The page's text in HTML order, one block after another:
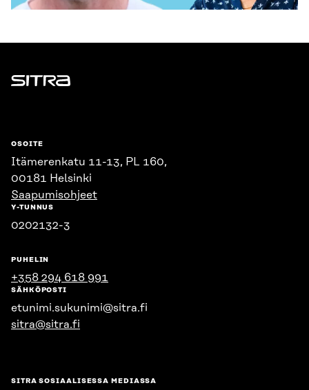
Sitra
OSOITE
Itämerenkatu 11-13, PL 160,
00181 Helsinki
Saapumisohjeet
Y-TUNNUS
0202132-3
PUHELIN
+358 294 618 991
SÄHKÖPOSTI
etunimi.sukunimi@sitra.fi
sitra@sitra.fi
SITRA SOSIAALISESSA MEDIASSA